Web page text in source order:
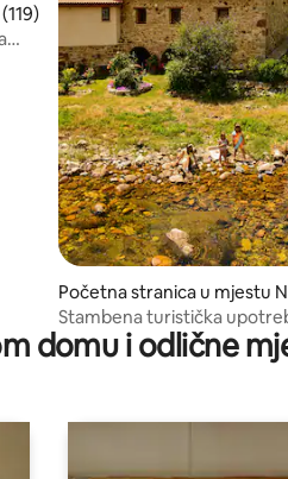
ocjena 4,94 od 5, recenzija: 119
Početna stranica u mjestu
do de Curueño
Stambena turistička
Molino de Nocedo
domu i odlične